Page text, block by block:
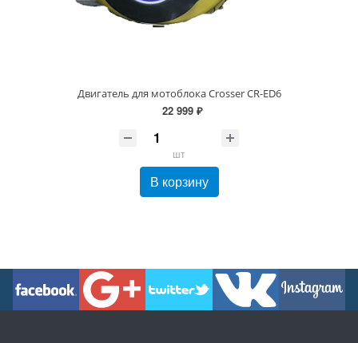
Двигатель для мотоблока Crosser CR-ED6
22 999 ₽
шт
В корзину